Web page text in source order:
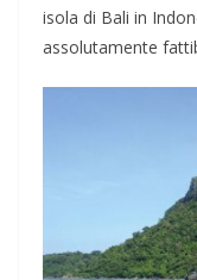
isola di Bali in
assolutamente